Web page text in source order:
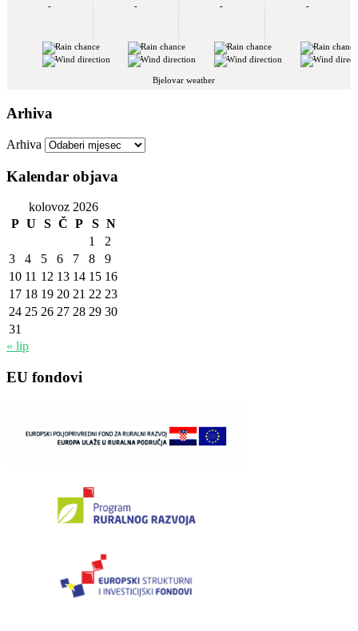
-
-
-
-
-
-
-
-
-
-
-
-
Bjelovar weather
Arhiva
Arhiva
Kalendar objava
kolovoz 2026
P U S Č P S N
1
2
3
4 5 6 7 8
9
10 11 12 13 14 15 16
17 18 19 20 21 22 23
24 25 26 27 28 29 30
31
« lip
EU fondovi